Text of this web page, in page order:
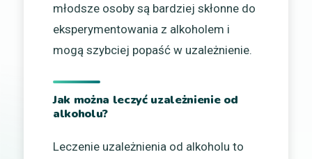
młodsze osoby są bardziej skłonne do
eksperymentowania z alkoholem i
mogą szybciej popaść w uzależnienie.
Jak można leczyć uzależnienie od
alkoholu?
Leczenie uzależnienia od alkoholu to